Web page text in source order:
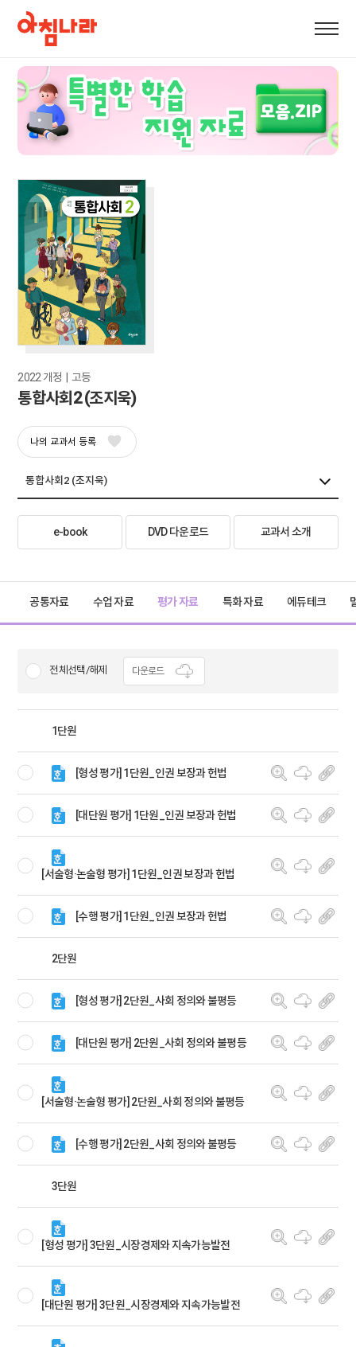
2022 개정  |  고등
통합사회2 (조지욱)
나의 교과서 등록
e-book DVD 다운로드 교과서 소개
공통자료 수업 자료 평가 자료 특화 자료 에듀테크
전체선택/해제 다운로드
1단원
[형성 평가] 1단원_인권 보장과 헌법
[대단원 평가] 1단원_인권 보장과 헌법
[서술형·논술형 평가] 1단원_인권 보장과 헌법
[수행 평가] 1단원_인권 보장과 헌법
2단원
[형성 평가] 2단원_사회 정의와 불평등
[대단원 평가] 2단원_사회 정의와 불평등
[서술형·논술형 평가] 2단원_사회 정의와 불평등
[수행 평가] 2단원_사회 정의와 불평등
3단원
[형성 평가] 3단원_시장경제와 지속가능발전
[대단원 평가] 3단원_시장경제와 지속가능발전